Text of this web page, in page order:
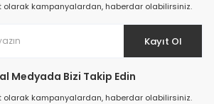
olarak kampanyalardan, haberdar olabilirsiniz.
Kayıt Ol
Medyada Bizi Takip Edin
olarak kampanyalardan, haberdar olabilirsiniz.